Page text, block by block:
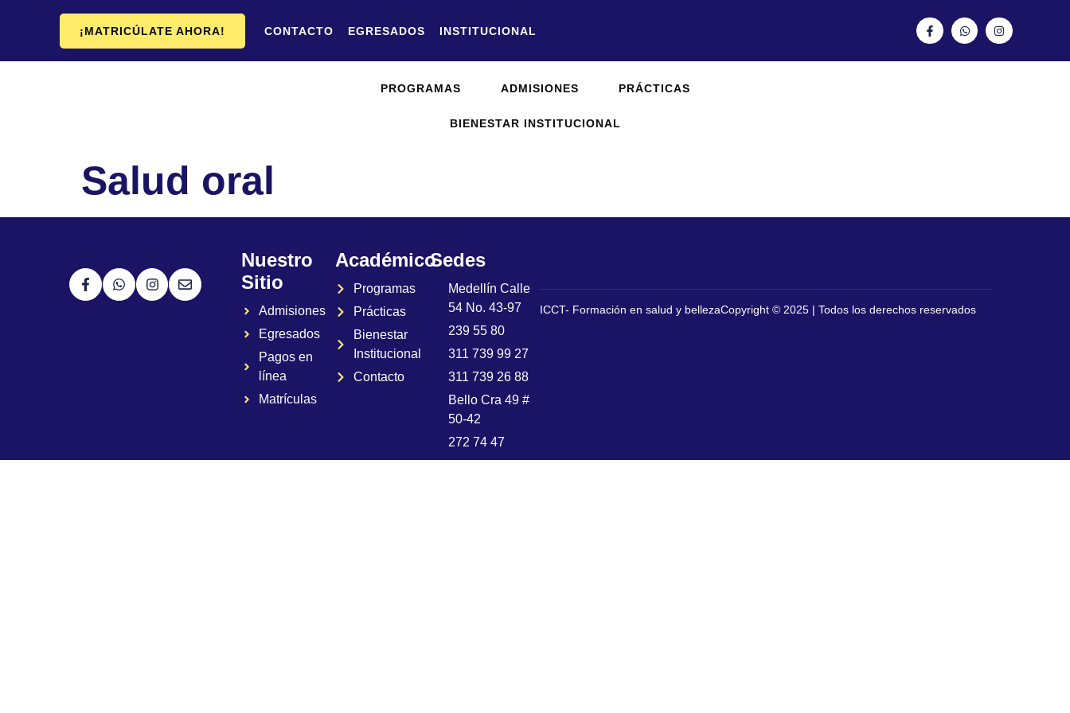
¡MATRICÚLATE AHORA! CONTACTO EGRESADOS INSTITUCIONAL
PROGRAMAS ADMISIONES PRÁCTICAS
BIENESTAR INSTITUCIONAL
Salud oral
Nuestro
Sitio
Admisiones
Egresados
Pagos en
línea
Matrículas
Académico
Programas
Prácticas
Bienestar
Institucional
Contacto
Sedes
Medellín Calle
54 No. 43-97
239 55 80
311 739 99 27
311 739 26 88
Bello Cra 49 #
50-42
272 74 47
ICCT- Formación en salud y bellezaCopyright © 2025 | Todos los derechos reservados